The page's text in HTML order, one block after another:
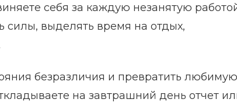
себя за каждую незанятую
силы, выделять время на отдых,
безразличия и превратить любимую
на завтрашний день отчет